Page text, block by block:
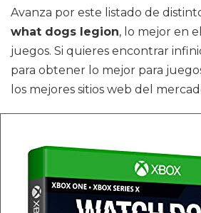
Avanza por este listado de
what dogs legion, lo mejor en
juegos. Si quieres encontrar
para obtener lo mejor para
los mejores sitios web del